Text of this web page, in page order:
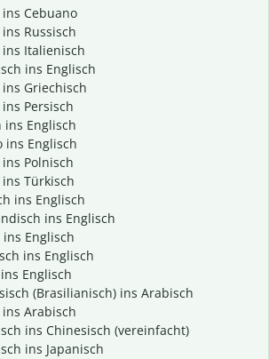
Cebuano
Russisch
ins Italienisch
ins Englisch
Griechisch
Persisch
ins Englisch
ins Englisch
Polnisch
Türkisch
ins Englisch
ins Englisch
Englisch
ins Englisch
Englisch
(Brasilianisch) ins Arabisch
Arabisch
ins Chinesisch (vereinfacht)
ins Japanisch